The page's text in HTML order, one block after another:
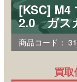
[KSC] M4
2.0 ガス
商品コード：
買